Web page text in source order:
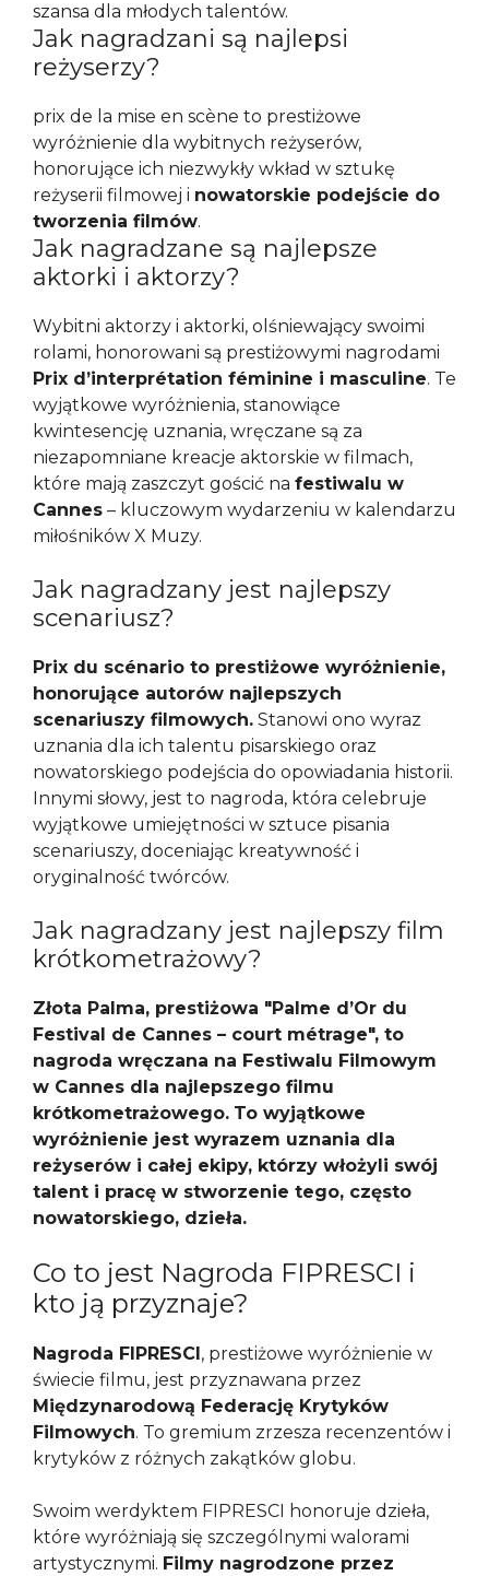
szansa dla młodych talentów.
Jak nagradzani są najlepsi
reżyserzy?
prix de la mise en scène to prestiżowe
wyróżnienie dla wybitnych reżyserów,
honorujące ich niezwykły wkład w sztukę
reżyserii filmowej i nowatorskie podejście do
tworzenia filmów.
Jak nagradzane są najlepsze
aktorki i aktorzy?
Wybitni aktorzy i aktorki, olśniewający swoimi
rolami, honorowani są prestiżowymi nagrodami
Prix d’interprétation féminine i masculine. Te
wyjątkowe wyróżnienia, stanowiące
kwintesencję uznania, wręczane są za
niezapomniane kreacje aktorskie w filmach,
które mają zaszczyt gościć na festiwalu w
Cannes – kluczowym wydarzeniu w kalendarzu
miłośników X Muzy.
Jak nagradzany jest najlepszy
scenariusz?
Prix du scénario to prestiżowe wyróżnienie,
honorujące autorów najlepszych
scenariuszy filmowych. Stanowi ono wyraz
uznania dla ich talentu pisarskiego oraz
nowatorskiego podejścia do opowiadania historii.
Innymi słowy, jest to nagroda, która celebruje
wyjątkowe umiejętności w sztuce pisania
scenariuszy, doceniając kreatywność i
oryginalność twórców.
Jak nagradzany jest najlepszy film
krótkometrażowy?
Złota Palma, prestiżowa "Palme d’Or du
Festival de Cannes – court métrage", to
nagroda wręczana na Festiwalu Filmowym
w Cannes dla najlepszego filmu
krótkometrażowego. To wyjątkowe
wyróżnienie jest wyrazem uznania dla
reżyserów i całej ekipy, którzy włożyli swój
talent i pracę w stworzenie tego, często
nowatorskiego, dzieła.
Co to jest Nagroda FIPRESCI i
kto ją przyznaje?
Nagroda FIPRESCI , prestiżowe wyróżnienie w
świecie filmu, jest przyznawana przez
Międzynarodową Federację Krytyków
Filmowych. To gremium zrzesza recenzentów i
krytyków z różnych zakątków globu.
Swoim werdyktem FIPRESCI honoruje dzieła,
które wyróżniają się szczególnymi walorami
artystycznymi. Filmy nagrodzone przez